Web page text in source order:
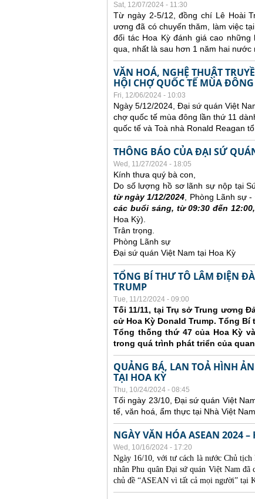
Sat, 12/07/2024 - 11:30
Từ ngày 2-5/12, đồng chí Lê Hoài
ương đã có chuyến thăm, làm việc
đối tác Hoa Kỳ đánh giá cao
qua, nhất là sau hơn 1 năm hai nước
VĂN HOÁ, NGHỆ THUẬT
HỘI CHỢ QUỐC TẾ MÙA
Fri, 12/06/2024 - 10:03
Ngày 5/12/2024, Đại sứ quán Việt
chợ quốc tế mùa đông lần thứ 11
quốc tế và Toà nhà Ronald Reagan tổ
THÔNG BÁO CỦA ĐẠI SỨ
Wed, 11/27/2024 - 18:05
Kính thưa quý bà con,
Do số lượng hồ sơ lãnh sự nộp tại
từ ngày 1/12/2024 , Phòng Lãnh sự
các buổi sáng, từ 09:30 đến
Hoa Kỳ).
Trân trọng.
Phòng Lãnh sự
Đại sứ quán Việt Nam tại Hoa Kỳ
TỔNG BÍ THƯ TÔ LÂM ĐIỆN
TRUMP
Tue, 11/12/2024 - 09:00
Tối 11/11, tại Trụ sở Trung ương
cử Hoa Kỳ Donald Trump. Tổng
Tổng thống thứ 47 của Hoa Kỳ
trong quá trình phát triển của quan
QUẢNG BÁ, LAN TOẢ HÌNH
TẠI HOA KỲ
Thu, 10/24/2024 - 08:45
Tối ngày 23/10, Đại sứ quán Việt
tế, văn hoá, ẩm thực tại Nhà Việt
NGÀY VĂN HÓA ASEAN 2024
Wed, 10/16/2024 - 17:20
Ngày 16/10, với tư cách là nước Chủ
nhân Phu quân Đại sứ quán Việt Nam
chủ đề “ASEAN vì tất cả mọi người” tại